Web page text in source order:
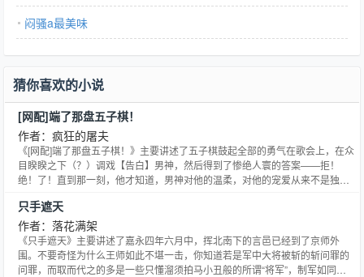
闷骚a最美味
猜你喜欢的小说
[网配]端了那盘五子棋！
作者：疯狂的屠夫
《[网配]端了那盘五子棋！》主要讲述了五子棋鼓起全部的勇气在歌会上，在众
目睽睽之下（？）调戏【告白】男神，然后得到了惨绝人寰的答案——拒！
绝！了！直到那一刻，他才知道，男神对他的温柔，对他的宠爱从来不是独一
了？那必然不可能！既然已经爱上了，怎么可能就这样放弃，五子棋一定要让
男神的温柔从此只属于他一个人！且看健气主动受如何拿下温柔心冷攻√
只手遮天
作者：落花满架
《只手遮天》主要讲述了嘉永四年六月中，挥北南下的言邑已经到了京师外
围。不要奇怪为什么王师如此不堪一击，你知道若是军中大将被斩的斩问罪的
问罪，而取而代之的多是一些只懂溜须拍马小丑般的所谓“将军”，制军如同儿